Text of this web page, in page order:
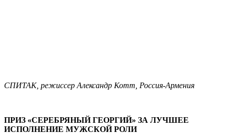
СПИТАК, режиссер Александр Котт, Россия-Армения
ПРИЗ «СЕРЕБРЯНЫЙ ГЕОРГИЙ» ЗА ЛУЧШЕЕ
ИСПОЛНЕНИЕ МУЖСКОЙ РОЛИ